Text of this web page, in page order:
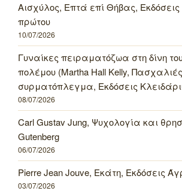
Αισχύλος, Επτά επί Θήβας, Εκδόσεις
πρώτου
10/07/2026
Γυναίκες πειραματόζωα στη δίνη
πολέμου (Martha Hall Kelly,
συρματόπλεγμα, Εκδόσεις
08/07/2026
Carl Gustav Jung, Ψυχολογία και
Gutenberg
06/07/2026
Pierre Jean Jouve, Εκάτη, Εκδόσεις
03/07/2026